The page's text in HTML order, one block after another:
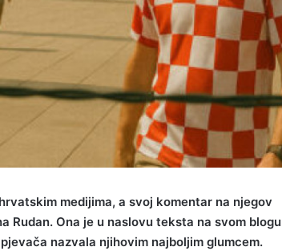
medijima, a svoj komentar na njegov
Rudan. Ona je u naslovu teksta na svom blogu
nazvala njihovim najboljim glumcem.